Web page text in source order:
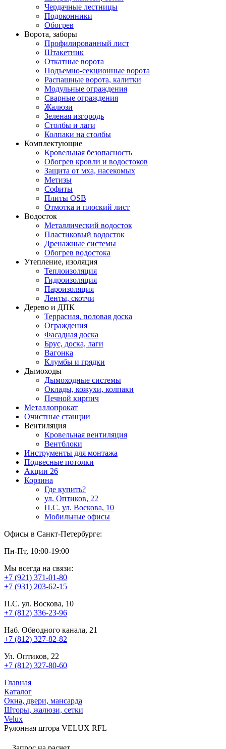
Чердачные лестницы
Подоконники
Обогрев
Ворота, заборы
Профилированный лист
Штакетник
Откатные ворота
Подъемно-секционные ворота
Распашные ворота, калитки
Модульные ограждения
Сварные ограждения
Жалюзи
Зеленая изгородь
Столбы и лаги
Колпаки на столбы
Комплектующие
Кровельная безопасность
Обогрев кровли и водостоков
Защита от мха, насекомых
Метизы
Софиты
Плиты OSB
Отмотка и плоский лист
Водосток
Металлический водосток
Пластиковый водосток
Дренажные системы
Обогрев водостока
Утепление, изоляция
Теплоизоляция
Гидроизоляция
Пароизоляция
Ленты, скотчи
Дерево и ДПК
Террасная, половая доска
Ограждения
Фасадная доска
Брус, доска, лаги
Вагонка
Клумбы и грядки
Дымоходы
Дымоходные системы
Оклады, кожухи, колпаки
Печной кирпич
Металлопрокат
Очистные станции
Вентиляция
Кровельная вентиляция
Вентблоки
Инструменты для монтажа
Подвесные потолки
Акции 26
Корзина
Где купить?
ул. Оптиков, 22
П.С. ул. Воскова, 10
Мобильные офисы
Офисы в Санкт-Петербурге:
Пн-Пт, 10:00-19:00
Мы всегда на связи:
+7 (921) 371-01-80
+7 (931) 203-62-15
П.С. ул. Воскова, 10
+7 (812) 336-23-96
Наб. Обводного канала, 21
+7 (812) 327-82-82
Ул. Оптиков, 22
+7 (812) 327-80-60
Главная
Каталог
Окна, двери, мансарда
Шторы, жалюзи, сетки
Velux
Рулонная штора VELUX RFL